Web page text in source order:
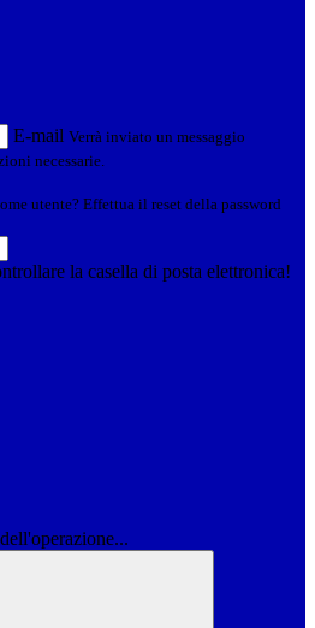
E-mail Verrà inviato un messaggio
necessarie.
utente? Effettua il reset della password
la casella di posta elettronica!